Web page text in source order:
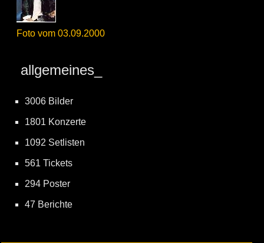
Foto vom 03.09.2000
allgemeines_
3006 Bilder
1801 Konzerte
1092 Setlisten
561 Tickets
294 Poster
47 Berichte